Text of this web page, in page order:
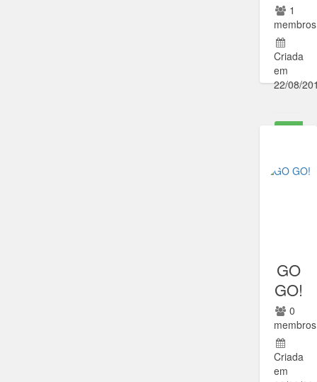
1
membros
Criada
em
22/08/
Ir para
GO
GO!
0
membros
Criada
em